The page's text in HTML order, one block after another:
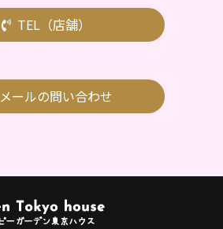
TEL（店舗）
メールの問い合わせ